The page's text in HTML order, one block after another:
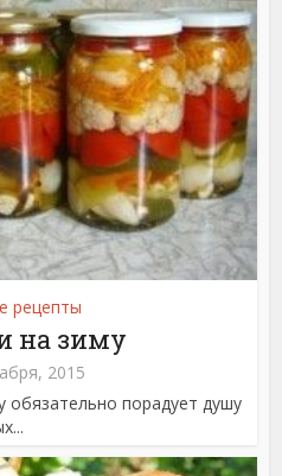
рецепты
на зиму
2015
порадует душу